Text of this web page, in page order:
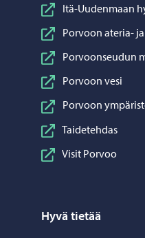
Itä-Uudenmaan
Porvoon ateria-
Porvoonseudun
Porvoon vesi
Porvoon
Taidetehdas
Visit Porvoo
Hyvä tietää